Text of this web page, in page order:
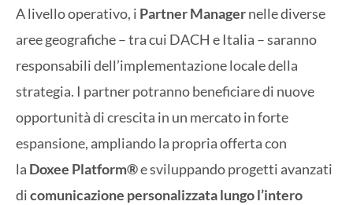
A livello operativo, i Partner Managernelle diverse
aree geografiche – tra cui DACH e Italia – saranno
responsabili dell’implementazione locale della
strategia. I partner potranno beneficiare di nuove
opportunità di crescita in un mercato in forte
espansione, ampliando la propria offerta con
la Doxee Platform®e sviluppando progetti avanzati
dicomunicazione personalizzata lungo l’intero